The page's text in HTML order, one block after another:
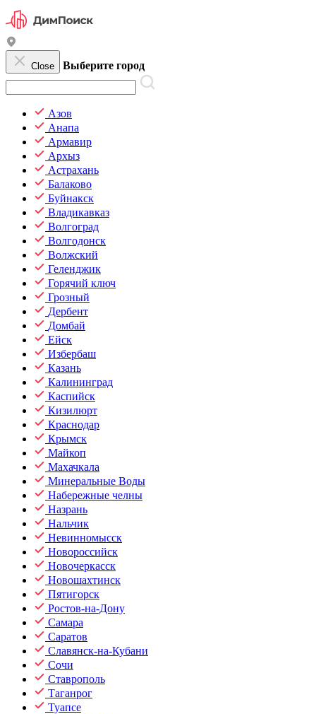
Close Выберите город
Азов
Анапа
Армавир
Архыз
Астрахань
Балаково
Буйнакск
Владикавказ
Волгоград
Волгодонск
Волжский
Геленджик
Горячий ключ
Грозный
Дербент
Домбай
Ейск
Избербаш
Казань
Калининград
Каспийск
Кизилюрт
Краснодар
Крымск
Майкоп
Махачкала
Минеральные Воды
Набережные челны
Назрань
Нальчик
Невинномысск
Новороссийск
Новочеркасск
Новошахтинск
Пятигорск
Ростов-на-Дону
Самара
Саратов
Славянск-на-Кубани
Сочи
Ставрополь
Таганрог
Туапсе